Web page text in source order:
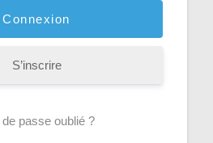
S’inscrire
de passe oublié ?